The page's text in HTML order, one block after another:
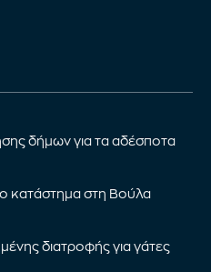
δήμων για τα αδέσποτα
κατάστημα στη Βούλα
διατροφής για γάτες